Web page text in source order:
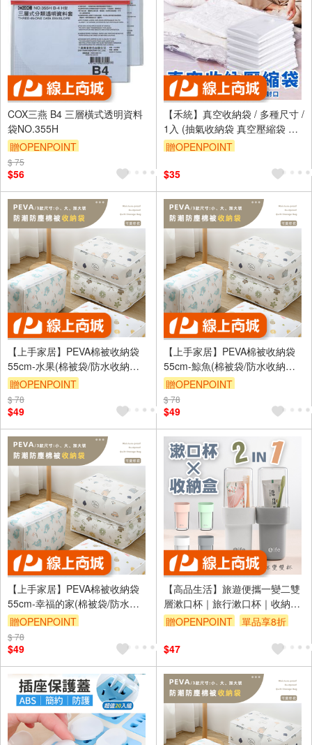
COX三燕 B4 三層橫式透明資料
袋NO.355H
贈OPENPOINT
$ 75
$56
【禾統】真空收納袋 / 多種尺寸 /
1入 (抽氣收納袋 真空壓縮袋 收
納袋 真空袋 壓縮袋 手動抽氣筒
贈OPENPOINT
$35
【上手家居】PEVA棉被收納袋
55cm-水果(棉被袋/防水收納袋/
透明收納袋/衣物收納袋/被子收
納袋)
贈OPENPOINT
訂單滿999享9折
$ 78
$49
【上手家居】PEVA棉被收納袋
55cm-鯨魚(棉被袋/防水收納袋/
透明收納袋/衣物收納袋/被子收
納袋)
贈OPENPOINT
訂單滿999享9折
$ 78
$49
【上手家居】PEVA棉被收納袋
55cm-幸福的家(棉被袋/防水收
納袋/透明收納袋/衣物收納袋/被
子收納袋)
贈OPENPOINT
訂單滿999享9折
$ 78
$49
【高品生活】旅遊便攜一變二雙
層漱口杯｜旅行漱口杯｜收納漱
口杯｜盥洗用具｜漱口杯｜洗漱
口
贈OPENPOINT
單品享8折
$47